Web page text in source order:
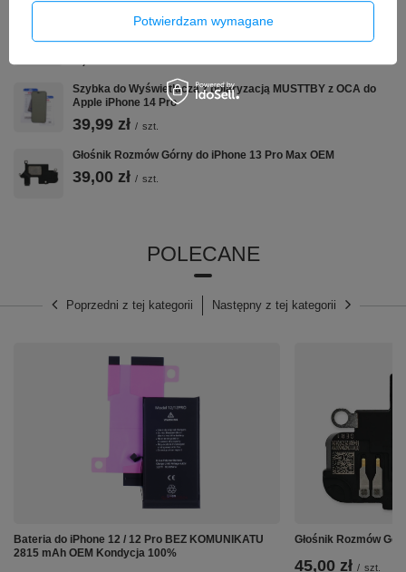
Uszczelka klej taśma montażowa do wyświetlacza iPhone 13
Szybka do Wyświetlacza z polaryzacją MUSTTBY z OCA do
Apple iPhone 14 Pro
39,99 zł / szt.
Głośnik Rozmów Górny do iPhone 13 Pro Max OEM
39,00 zł / szt.
POLECANE
Poprzedni z tej kategorii Następny z tej kategorii
Bateria do iPhone 12 / 12 Pro BEZ KOMUNIKATU
2815 mAh OEM Kondycja 100%
Głośnik Rozmów
45,00 zł / szt.
Potwierdzam wymagane